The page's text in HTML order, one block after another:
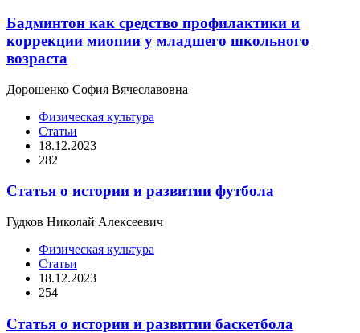
Бадминтон как средство профилактики и
коррекции миопии у младшего школьного
возраста
Дорошенко София Вячеславовна
Физическая культура
Статьи
18.12.2023
282
Статья о истории и развитии футбола
Гудков Николай Алексеевич
Физическая культура
Статьи
18.12.2023
254
Статья о истории и развитии баскетбола